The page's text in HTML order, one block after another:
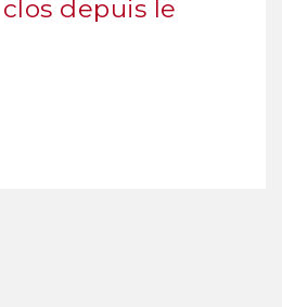
depuis le